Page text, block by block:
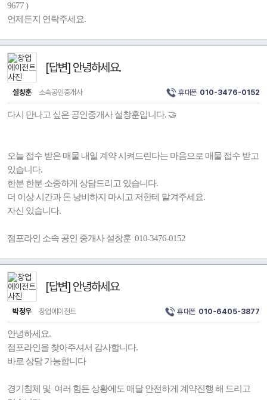
9677 )
언제든지 연락주세요.
[답변] 안녕하세요.
설창훈 소속공인중개사 휴대폰 010-3476-0152
다시 만나고 싶은 공인중개사 설창훈입니다. 🤝
오늘 접수 받은 매물 내일 계약 시켜드린다는 마음으로 매물 접수 받고
있습니다.
한분 한분 소중하게 상담드리고 있습니다.
더 이상 시간과 돈 낭비하지 마시고 저한테 맡겨주세요.
자신 있습니다.
점포라인 소속 공인 중개사 설창훈 010-3476-0152
[답변] 안녕하세요
박정우 창업에이전트 휴대폰 010-6405-3877
안녕하세요.
점포라인을 찾아주셔서 감사합니다.
바로 상담 가능합니다
경기침체 및 여러 힘든 상황에도 매달 안전하게 계약진행 해 드리고